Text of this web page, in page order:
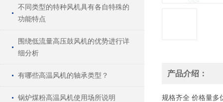
不同类型的特种风机具有各自特殊的
功能特点
围绕低流量高压鼓风机的优势进行详
细分析
有哪些高温风机的轴承类型？
锅炉煤粉高温风机使用场所说明
产品介绍：
规格齐全 价格量多